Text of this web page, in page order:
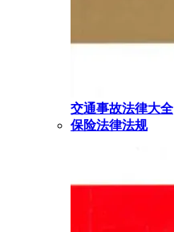
交通事故法律大全
保险法律法规